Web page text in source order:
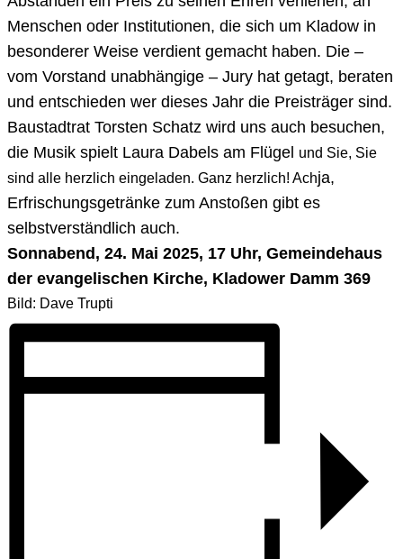
Menschen oder Institutionen, die sich um Kladow in
besonderer Weise verdient gemacht haben. Die –
vom Vorstand unabhängige – Jury hat getagt, beraten
und entschieden wer dieses Jahr die Preisträger sind.
Baustadtrat Torsten Schatz wird uns auch besuchen,
die Musik spielt Laura Dabels am Flügel und Sie, Sie
sind alle herzlich eingeladen. Ganz herzlich! Achja,
Erfrischungsgetränke zum Anstoßen gibt es
selbstverständlich auch.
Sonnabend, 24. Mai 2025, 17 Uhr, Gemeindehaus
der evangelischen Kirche, Kladower Damm 369
Bild: Dave Trupti